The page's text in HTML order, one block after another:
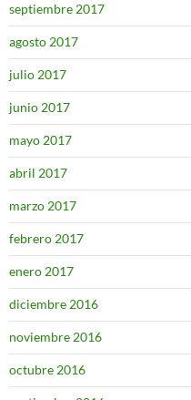
septiembre 2017
agosto 2017
julio 2017
junio 2017
mayo 2017
abril 2017
marzo 2017
febrero 2017
enero 2017
diciembre 2016
noviembre 2016
octubre 2016